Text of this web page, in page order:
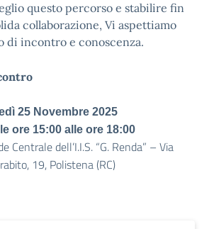
questo percorso e stabilire fin
collaborazione, Vi aspettiamo
di incontro e conoscenza.
25 Novembre 2025
ore 15:00 alle ore 18:00
Centrale dell’I.I.S. “G. Renda” – Via
19, Polistena (RC)